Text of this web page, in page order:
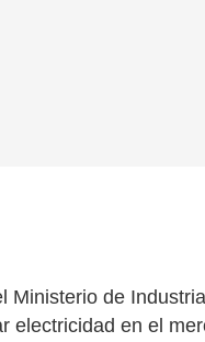
de
electricidad en el